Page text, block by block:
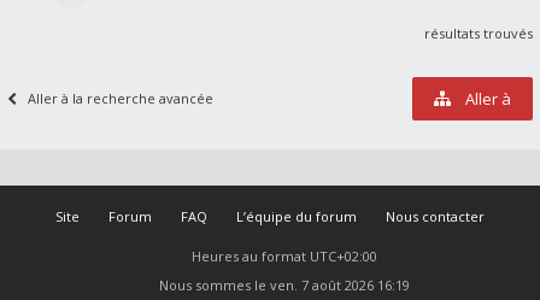
résultats trouvés
Aller à la recherche avancée Aller à
Site Forum FAQ L’équipe du forum Nous contacter
Heures au format UTC+02:00
Nous sommes le ven. 7 août 2026 16:19